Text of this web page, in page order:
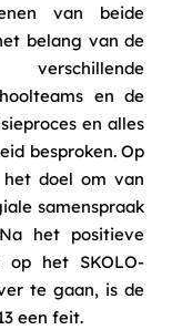
van beide
belang van de
en de
en alles
besproken. Op
doel om van
samenspraak
het positieve
op het SKOLO-
te gaan, is de
een feit.